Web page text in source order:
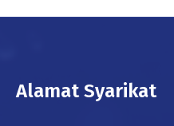
Alamat Syarikat